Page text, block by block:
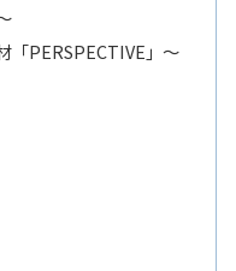
「PERSPECTIVE」～